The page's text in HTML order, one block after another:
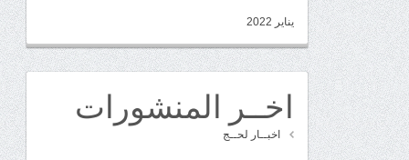
يناير 2022
اخــر المنشورات
اخبــار لحــج